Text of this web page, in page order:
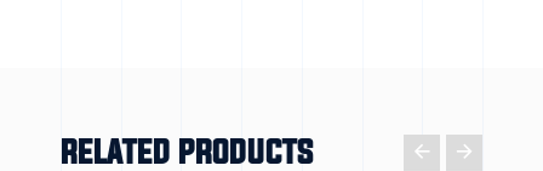
RELATED PRODUCTS  𐃔